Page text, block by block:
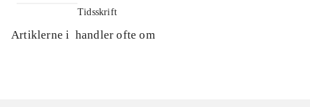
Tidsskrift
Artiklerne i handler ofte om